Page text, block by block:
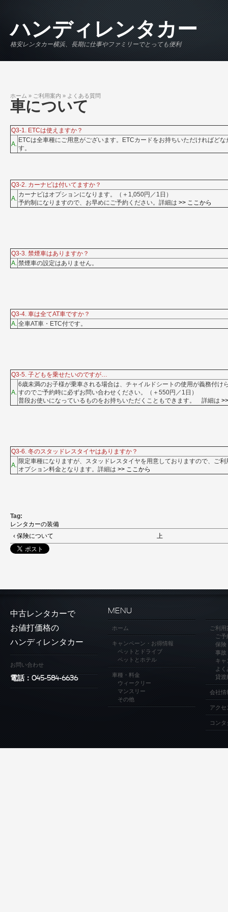
ハンディレンタカー
格安レンタカー横浜、長期に仕事やファミリーでとっても便利
現在地
ホーム » ご利用案内 » よくある質問
車について
Q3-1. ETCは使えますか？
A.
ETCは全車種にご用意がございます。ETCカードをお持ちいただければど
す。
Q3-2. カーナビは付いてますか？
A.
カーナビはオプションになります。（＋1,050円／1日）
予約制になりますので、お早めにご予約ください。詳細は >> ここから
Q3-3. 禁煙車はありますか？
A. 禁煙車の設定はありません。
Q3-4. 車は全てAT車ですか？
A. 全車AT車・ETC付です。
Q3-5. 子どもを乗せたいのですが…
A.
6歳未満のお子様が乗車される場合は、チャイルドシートの使用が義務付け
すのでご予約時に必ずお問い合わせください。（＋550円／1日）
普段お使いになっているものをお持ちいただくこともできます。 詳細は
Q3-6. 冬のスタッドレスタイヤはありますか？
A.
限定車種になりますが、スタッドレスタイヤを用意しておりますので、ご
オプション料金となります。詳細は >> ここから
Tag:
レンタカーの装備
‹ 保険について
上
中古レンタカーで
お値打価格の
ハンディレンタカー
お問い合わせ
電話：045-584-6636
MENU
ホーム
キャンペーン・お得情報
ペットとドライブ
ペットとホテル
車種・料金
ウィークリー
マンスリー
その他
ご利
ご
保険
事故
キャ
よ
貸渡
会社情
アクセ
コンタ